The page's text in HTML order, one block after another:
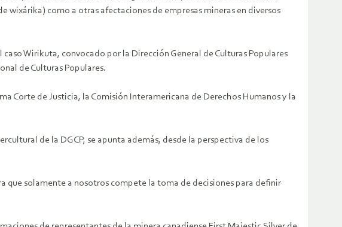
como a otras afectaciones de empresas mineras en diversos
Wirikuta, convocado por la Dirección General de Culturas Populares
de Culturas Populares.
Corte de Justicia, la Comisión Interamericana de Derechos Humanos y la
de la DGCP, se apunta además, desde la perspectiva de los
que solamente a nosotros compete la toma de decisiones para definir